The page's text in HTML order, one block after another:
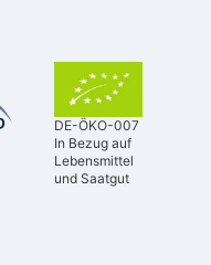
DE-ÖKO-007
In Bezug auf
Lebensmittel
und Saatgut